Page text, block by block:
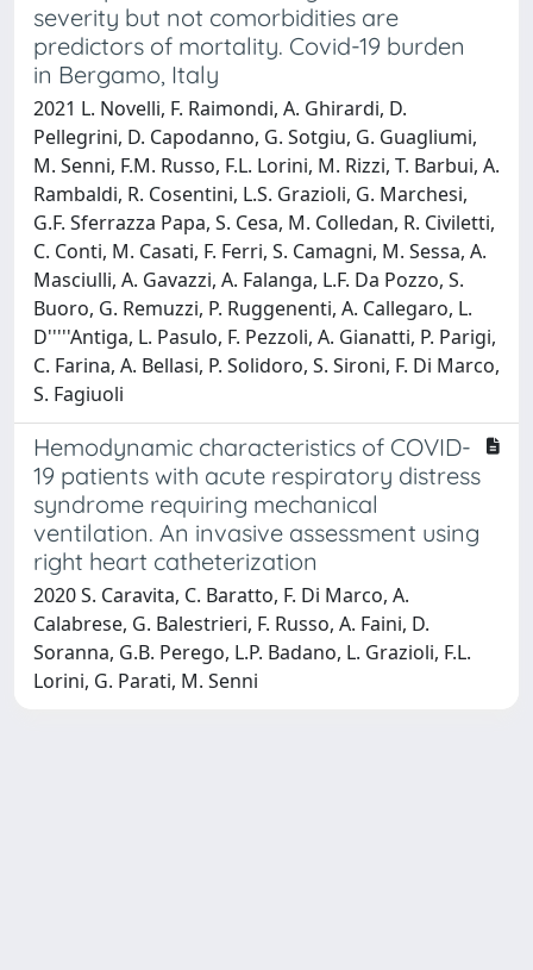
severity but not comorbidities are
predictors of mortality. Covid-19 burden
in Bergamo, Italy
2021 L. Novelli, F. Raimondi, A. Ghirardi, D.
Pellegrini, D. Capodanno, G. Sotgiu, G. Guagliumi,
M. Senni, F.M. Russo, F.L. Lorini, M. Rizzi, T. Barbui, A.
Rambaldi, R. Cosentini, L.S. Grazioli, G. Marchesi,
G.F. Sferrazza Papa, S. Cesa, M. Colledan, R. Civiletti,
C. Conti, M. Casati, F. Ferri, S. Camagni, M. Sessa, A.
Masciulli, A. Gavazzi, A. Falanga, L.F. Da Pozzo, S.
Buoro, G. Remuzzi, P. Ruggenenti, A. Callegaro, L.
D'''''Antiga, L. Pasulo, F. Pezzoli, A. Gianatti, P. Parigi,
C. Farina, A. Bellasi, P. Solidoro, S. Sironi, F. Di Marco,
S. Fagiuoli
Hemodynamic characteristics of COVID-
19 patients with acute respiratory distress
syndrome requiring mechanical
ventilation. An invasive assessment using
right heart catheterization
2020 S. Caravita, C. Baratto, F. Di Marco, A.
Calabrese, G. Balestrieri, F. Russo, A. Faini, D.
Soranna, G.B. Perego, L.P. Badano, L. Grazioli, F.L.
Lorini, G. Parati, M. Senni